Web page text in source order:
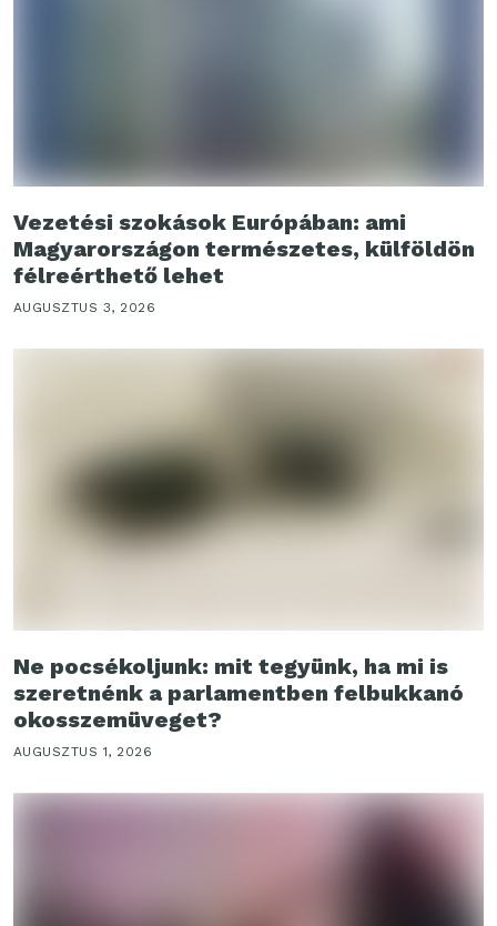
Vezetési szokások Európában: ami
Magyarországon természetes, külföldön
félreérthető lehet
AUGUSZTUS 3, 2026
Ne pocsékoljunk: mit tegyünk, ha mi is
szeretnénk a parlamentben felbukkanó
okosszemüveget?
AUGUSZTUS 1, 2026